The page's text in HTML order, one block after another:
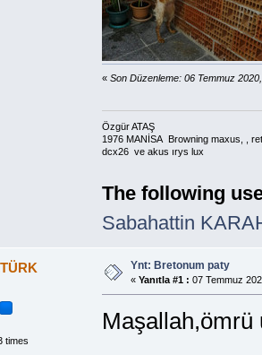
« Son Düzenleme: 06 Temmuz
Özgür ATAŞ
1976 MANİSA Browning maxus, ,
dcx26 ve akus ırys lux
The following
Sabahattin
times
Ynt: Bretonum paty
« Yanıtla #1 : 07 Temmuz
Maşallah,ömrü